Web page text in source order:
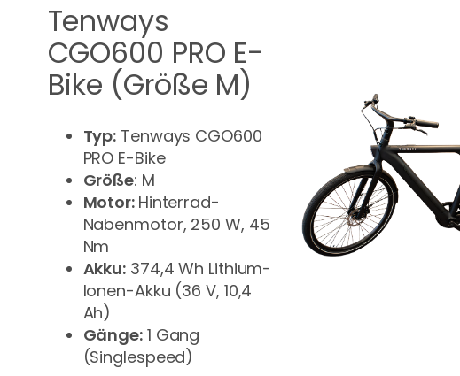
Tenways
CGO600 PRO E-
Bike (Größe M)
Typ: Tenways CGO600
PRO E-Bike
Größe: M
Motor: Hinterrad-
Nabenmotor, 250 W, 45
Nm
Akku: 374,4 Wh Lithium-
Ionen-Akku (36 V, 10,4
Ah)
Gänge:1 Gang
(Singlespeed)